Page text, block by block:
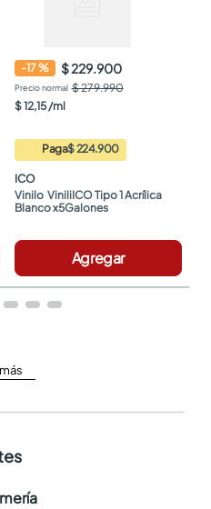
-17% $ 229.900
$ 279.990
$12,15 /ml
Paga$ 224.900
ICO
Vinilo  ViniliICO Tipo 1 Acrílica
Blanco x5Galones
Agregar